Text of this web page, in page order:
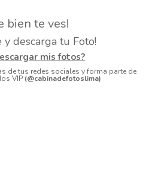
bien te ves!
y descarga tu Foto!
mis fotos?
de tus redes sociales y forma parte de
VIP (@cabinadefotoslima)